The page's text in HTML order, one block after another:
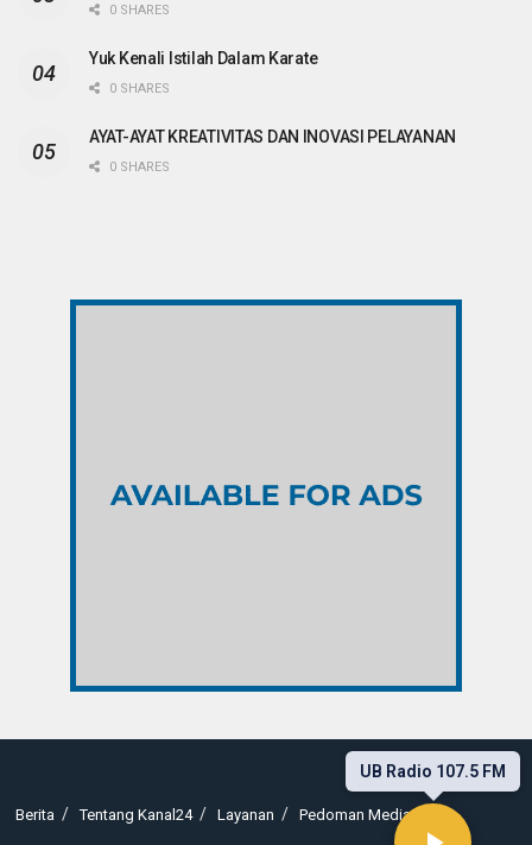
0 SHARES
Yuk Kenali Istilah Dalam Karate
0 SHARES
AYAT-AYAT KREATIVITAS DAN INOVASI PELAYANAN
0 SHARES
UB Radio 107.5 FM
Berita Tentang Kanal24 Layanan Pedoman Media Siber